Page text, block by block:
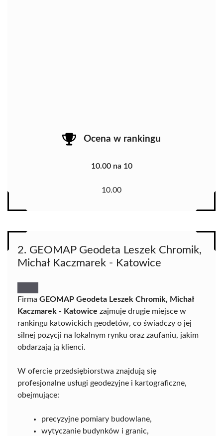
Ocena w rankingu
10.00 na 10
10.00
2. GEOMAP Geodeta Leszek Chromik,
Michał Kaczmarek - Katowice
Firma GEOMAP Geodeta Leszek Chromik, Michał
Kaczmarek - Katowice zajmuje drugie miejsce w
rankingu katowickich geodetów, co świadczy o jej
silnej pozycji na lokalnym rynku oraz zaufaniu, jakim
obdarzają ją klienci.
W ofercie przedsiębiorstwa znajdują się
profesjonalne usługi geodezyjne i kartograficzne,
obejmujące:
precyzyjne pomiary budowlane,
wytyczanie budynków i granic,